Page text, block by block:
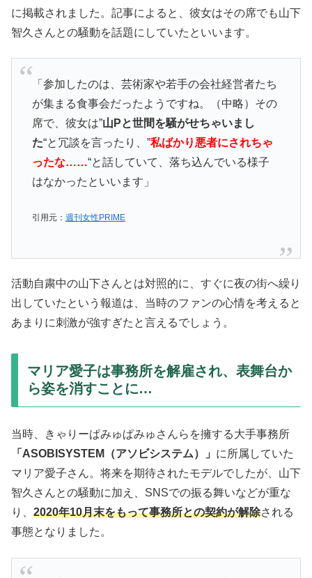
に掲載されました。記事によると、彼女はその席でも山下
智久さんとの騒動を話題にしていたといいます。
「参加したのは、芸術家や若手の会社経営者たち
が集まる食事会だったようですね。（中略）その
席で、彼女は”山Pと世間を騒がせちゃいまし
た“と冗談を言ったり、”私ばかり悪者にされちゃ
ったな……“と話していて、落ち込んでいる様子
はなかったといいます」
引用元： 週刊女性PRIME
活動自粛中の山下さんとは対照的に、すぐに夜の街へ繰り
出していたという報道は、当時のファンの心情を考えると
あまりに刺激が強すぎたと言えるでしょう。
マリア愛子は事務所を解雇され、表舞台か
ら姿を消すことに…
当時、きゃりーぱみゅぱみゅさんらを擁する大手事務所
「ASOBISYSTEM（アソビシステム）」 に所属していた
マリア愛子さん。将来を期待されたモデルでしたが、山下
智久さんとの騒動に加え、SNSでの振る舞いなどが重な
り、 2020年10月末をもって事務所との契約が解除される
事態となりました。